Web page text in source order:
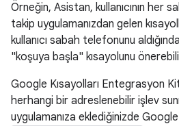
Örneğin, Asistan, kullanıcının her
takip uygulamanızdan gelen
kullanıcı sabah telefonunu
"koşuya başla" kısayolunu
Google Kısayolları Entegrasyon
herhangi bir adreslenebilir işlev
uygulamanıza eklediğinizde